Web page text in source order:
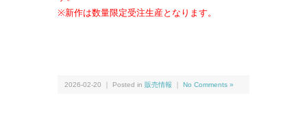
※新作は数量限定受注生産となります。
2026-02-20 ｜ Posted in 販売情報 No Comments »